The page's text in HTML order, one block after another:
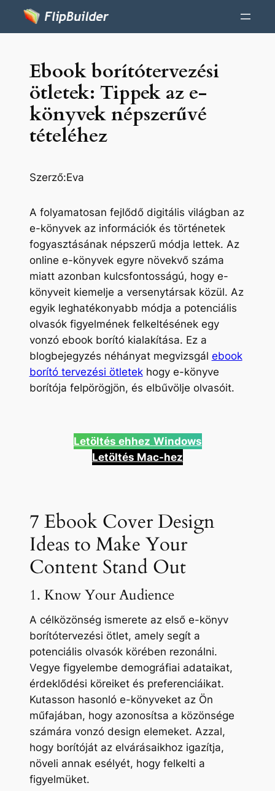
Ebook borítótervezési
ötletek: Tippek az e-
könyvek népszerűvé
tételéhez
Szerző:Eva
A folyamatosan fejlődő digitális világban az
e-könyvek az információk és történetek
fogyasztásának népszerű módja lettek. Az
online e-könyvek egyre növekvő száma
miatt azonban kulcsfontosságú, hogy e-
könyveit kiemelje a versenytársak közül. Az
egyik leghatékonyabb módja a potenciális
olvasók figyelmének felkeltésének egy
vonzó ebook borító kialakítása. Ez a
blogbejegyzés néhányat megvizsgál ebook
borító tervezési ötletekhogy e-könyve
borítója felpörögjön, és elbűvölje olvasóit.
Letöltés ehhez Windows
Letöltés Mac-hez
7 Ebook Cover Design
Ideas to Make Your
Content Stand Out
1. Know Your Audience
A célközönség ismerete az első e-könyv
borítótervezési ötlet, amely segít a
potenciális olvasók körében rezonálni.
Vegye figyelembe demográfiai adataikat,
érdeklődési köreiket és preferenciáikat.
Kutasson hasonló e-könyveket az Ön
műfajában, hogy azonosítsa a közönsége
számára vonzó design elemeket. Azzal,
hogy borítóját az elvárásaikhoz igazítja,
növeli annak esélyét, hogy felkelti a
figyelmüket.